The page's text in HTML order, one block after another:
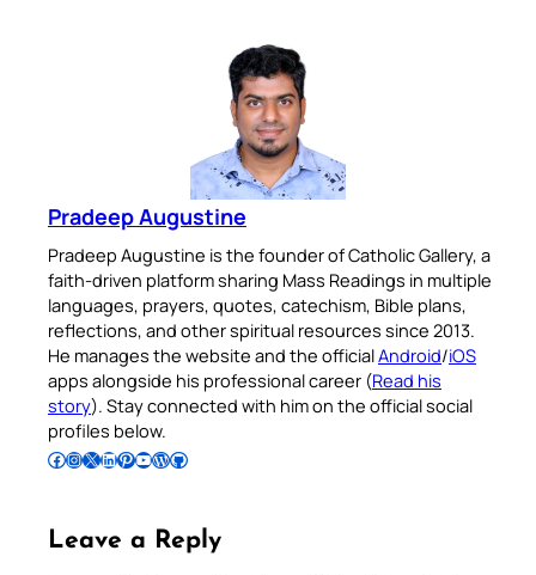
Pradeep Augustine
Pradeep Augustine is the founder of Catholic Gallery, a
faith-driven platform sharing Mass Readings in multiple
languages, prayers, quotes, catechism, Bible plans,
reflections, and other spiritual resources since 2013.
He manages the website and the officialAndroid/iOS
apps alongside his professional career (Read his
story). Stay connected with him on the official social
profiles below.
Follow Pradeep on Facebook Follow Pradeep on InstagramFollow Pradeep on X Follow Pradeep on LinkedIn Follow Pradeep on Pinterest Subscribe to Pradeep’s Youtube Channel Follow Pradeep on WordPress Follow Pradeep on GitHub
Leave a Reply